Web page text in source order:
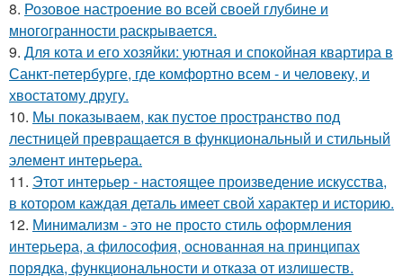
8. Розовое настроение во всей своей глубине и
многогранности раскрывается.
9. Для кота и его хозяйки: уютная и спокойная квартира в
Санкт-петербурге, где комфортно всем - и человеку, и
хвостатому другу.
10. Мы показываем, как пустое пространство под
лестницей превращается в функциональный и стильный
элемент интерьера.
11. Этот интерьер - настоящее произведение искусства,
в котором каждая деталь имеет свой характер и историю.
12. Минимализм - это не просто стиль оформления
интерьера, а философия, основанная на принципах
порядка, функциональности и отказа от излишеств.